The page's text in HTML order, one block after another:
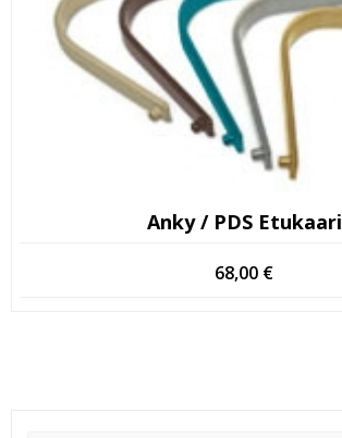
Anky / PDS Etukaari
68,00 €